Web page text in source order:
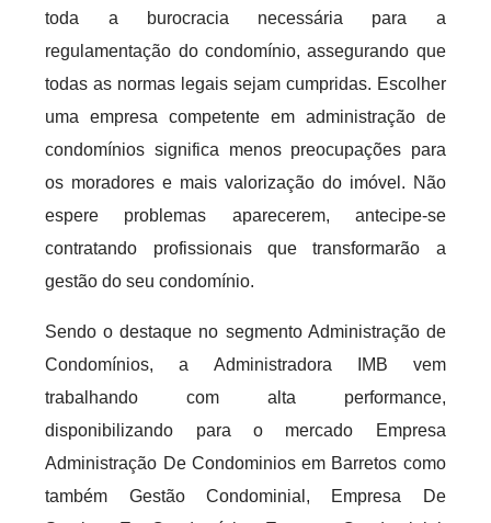
toda a burocracia necessária para a
regulamentação do condomínio, assegurando que
todas as normas legais sejam cumpridas. Escolher
uma empresa competente em administração de
condomínios significa menos preocupações para
os moradores e mais valorização do imóvel. Não
espere problemas aparecerem, antecipe-se
contratando profissionais que transformarão a
gestão do seu condomínio.
Sendo o destaque no segmento Administração de
Condomínios, a Administradora IMB vem
trabalhando com alta performance,
disponibilizando para o mercado Empresa
Administração De Condominios em Barretos como
também Gestão Condominial, Empresa De